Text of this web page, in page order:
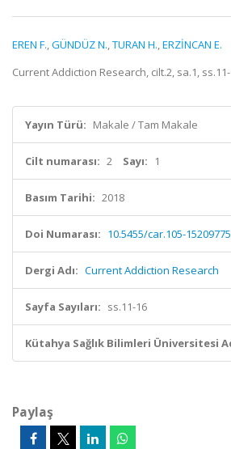
EREN F.,GÜNDÜZ N.,TURAN H.,ERZİNCAN E.
Current Addiction Research, cilt.2, sa.1,
Yayın Türü: Makale / Tam Makale
Cilt numarası: 2 Sayı: 1
Basım Tarihi: 2018
Doi Numarası: 10.5455/car.105-
Dergi Adı: Current Addiction Research
Sayfa Sayıları: ss.11-16
Kütahya Sağlık Bilimleri Üniversitesi
Paylaş